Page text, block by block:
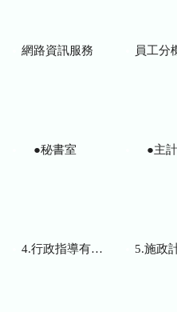
網路資訊服務 員工分
●秘書室 ●主
4.行政指導有關文書 5.施政計畫、業務統